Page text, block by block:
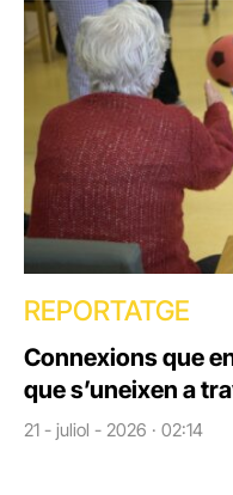
REPORTATGE
Connexions que
que s’uneixen a
21 - juliol - 2026 · 02:14